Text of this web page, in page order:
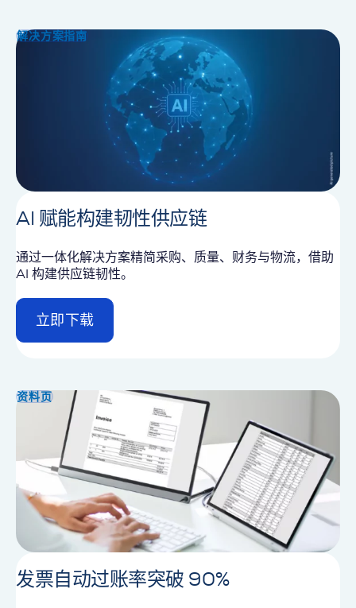
i
解决方案指南
AI 赋能构建韧性供应链
通过一体化解决方案精简采购、质量、财务与物流，借助
AI 构建供应链韧性。
立即下载
d
e
i
资料页
发票自动过账率突破 90%